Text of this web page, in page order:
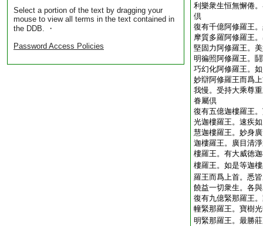
Select a portion of the text by dragging your
mouse to view all terms in the text contained in
the DDB. ・
Password Access Policies
利樂衆生恒無懈倦
倶
復有千億阿修羅王
摩質多羅阿修羅王
堅固力阿修羅王。
明徧照阿修羅王。
巧幻化阿修羅王。
妙辯阿修羅王而爲
我慢。受持大乘尊
眷屬倶
復有五億迦樓羅王
光迦樓羅王。速疾
慧迦樓羅王。妙身
迦樓羅王。廣目清
樓羅王。有大威徳
樓羅王。如是等迦
羅王而爲上首。悉
饒益一切衆生。各
復有九億緊那羅王
幢緊那羅王。寶樹
明緊那羅王。最勝